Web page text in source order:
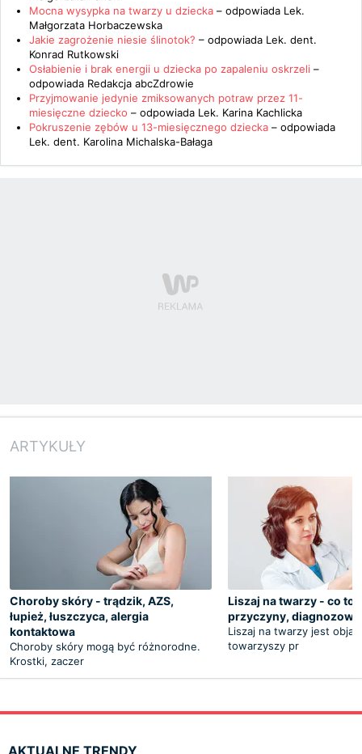
Mocna wysypka na twarzy u dziecka – odpowiada Lek.
Małgorzata Horbaczewska
Jakie zagrożenie niesie ślinotok? – odpowiada Lek. dent.
Konrad Rutkowski
Osłabienie i brak energii u dziecka po zapaleniu oskrzeli –
odpowiada Redakcja abcZdrowie
Przyjmowanie jedynie zmiksowanych potraw przez 11-
miesięczne dziecko – odpowiada Lek. Karina Kachlicka
Pokruszenie zębów u 13-miesięcznego dziecka – odpowiada
Lek. dent. Karolina Michalska-Bałaga
ARTYKUŁY
Choroby skóry - trądzik, AZS,
łupież, łuszczyca, alergia
kontaktowa
Choroby skóry mogą być różnorodne.
Krostki, zaczer
Liszaj na twarzy - co to
przyczyny,
Liszaj na twarzy jest
towarzyszy pr
AKTUALNE TRENDY